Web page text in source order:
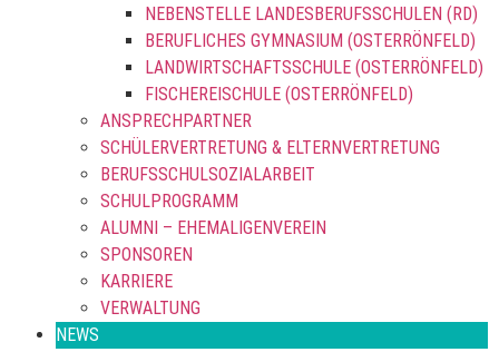
NEBENSTELLE LANDESBERUFSSCHULEN (RD)
BERUFLICHES GYMNASIUM (OSTERRÖNFELD)
LANDWIRTSCHAFTSSCHULE (OSTERRÖNFELD)
FISCHEREISCHULE (OSTERRÖNFELD)
ANSPRECHPARTNER
SCHÜLERVERTRETUNG & ELTERNVERTRETUNG
BERUFSSCHULSOZIALARBEIT
SCHULPROGRAMM
ALUMNI – EHEMALIGENVEREIN
SPONSOREN
KARRIERE
VERWALTUNG
NEWS